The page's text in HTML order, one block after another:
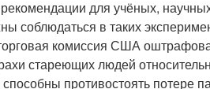
для учёных,
соблюдаться в таких
комиссия США
стареющих людей
противостоять потере